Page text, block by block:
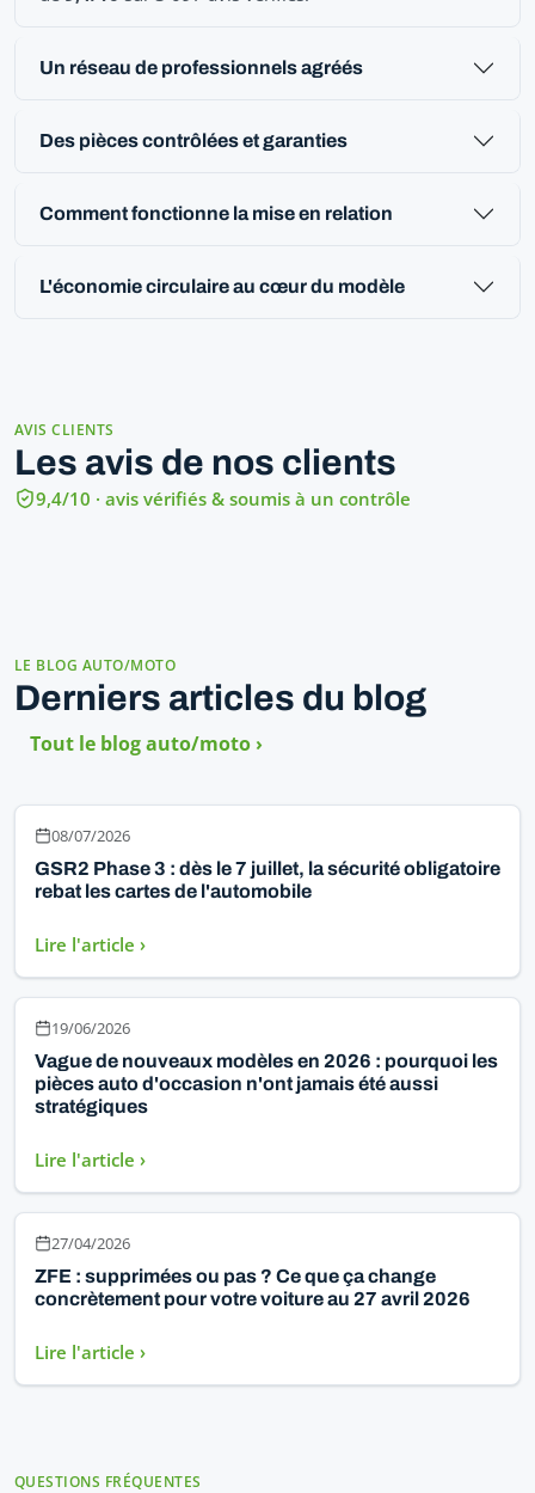
Un réseau de professionnels agréés
Des pièces contrôlées et garanties
Comment fonctionne la mise en relation
L'économie circulaire au cœur du modèle
AVIS CLIENTS
Les avis de nos clients
9,4/10 · avis vérifiés & soumis à un contrôle
LE BLOG AUTO/MOTO
Derniers articles du blog
Tout le blog auto/moto ›
08/07/2026
GSR2 Phase 3 : dès le 7 juillet, la sécurité obligatoire
rebat les cartes de l'automobile
Lire l'article ›
19/06/2026
Vague de nouveaux modèles en 2026 : pourquoi les
pièces auto d'occasion n'ont jamais été aussi
stratégiques
Lire l'article ›
27/04/2026
ZFE : supprimées ou pas ? Ce que ça change
concrètement pour votre voiture au 27 avril 2026
Lire l'article ›
QUESTIONS FRÉQUENTES